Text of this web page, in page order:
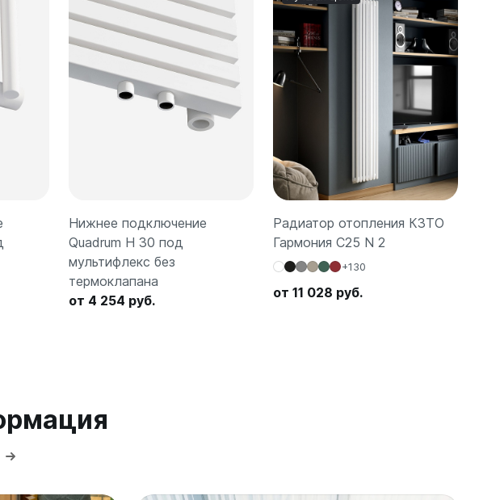
Нижнее подключение
Quadrum H 30 под
мультифлекс без
термоклапана
от 4 254 руб.
Радиатор отопления КЗТО
Гармония C25 N 2
+130
от 11 028 руб.